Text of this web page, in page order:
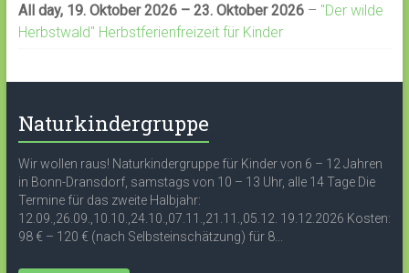
All day, 19. Oktober 2026 – 23. Oktober 2026– "Der wilde
Herbstwald" Herbstferienfreizeit für Kinder
Naturkindergruppe
Wir wollen raus! Naturkindergruppe für Kinder von 6 – 12 Jahren
in Bonn-Dransdorf, samstags von 10 – 13 Uhr, alle 14 Tage Die
Termine für das zweite Halbjahr:
12.09.,26.09.,10.10.,24.10.,07.11.,21.11.,05.12. 19.12.2026 Kosten:
98 € – 120 € (nach Selbsteinschätzung) für 8...